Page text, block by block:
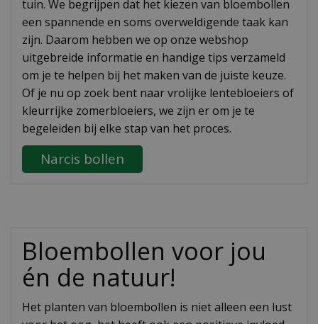
tuin. We begrijpen dat het kiezen van bloembollen
een spannende en soms overweldigende taak kan
zijn. Daarom hebben we op onze webshop
uitgebreide informatie en handige tips verzameld
om je te helpen bij het maken van de juiste keuze.
Of je nu op zoek bent naar vrolijke lentebloeiers of
kleurrijke zomerbloeiers, we zijn er om je te
begeleiden bij elke stap van het proces.
Narcis bollen
Bloembollen voor jou
én de natuur!
Het planten van bloembollen is niet alleen een lust